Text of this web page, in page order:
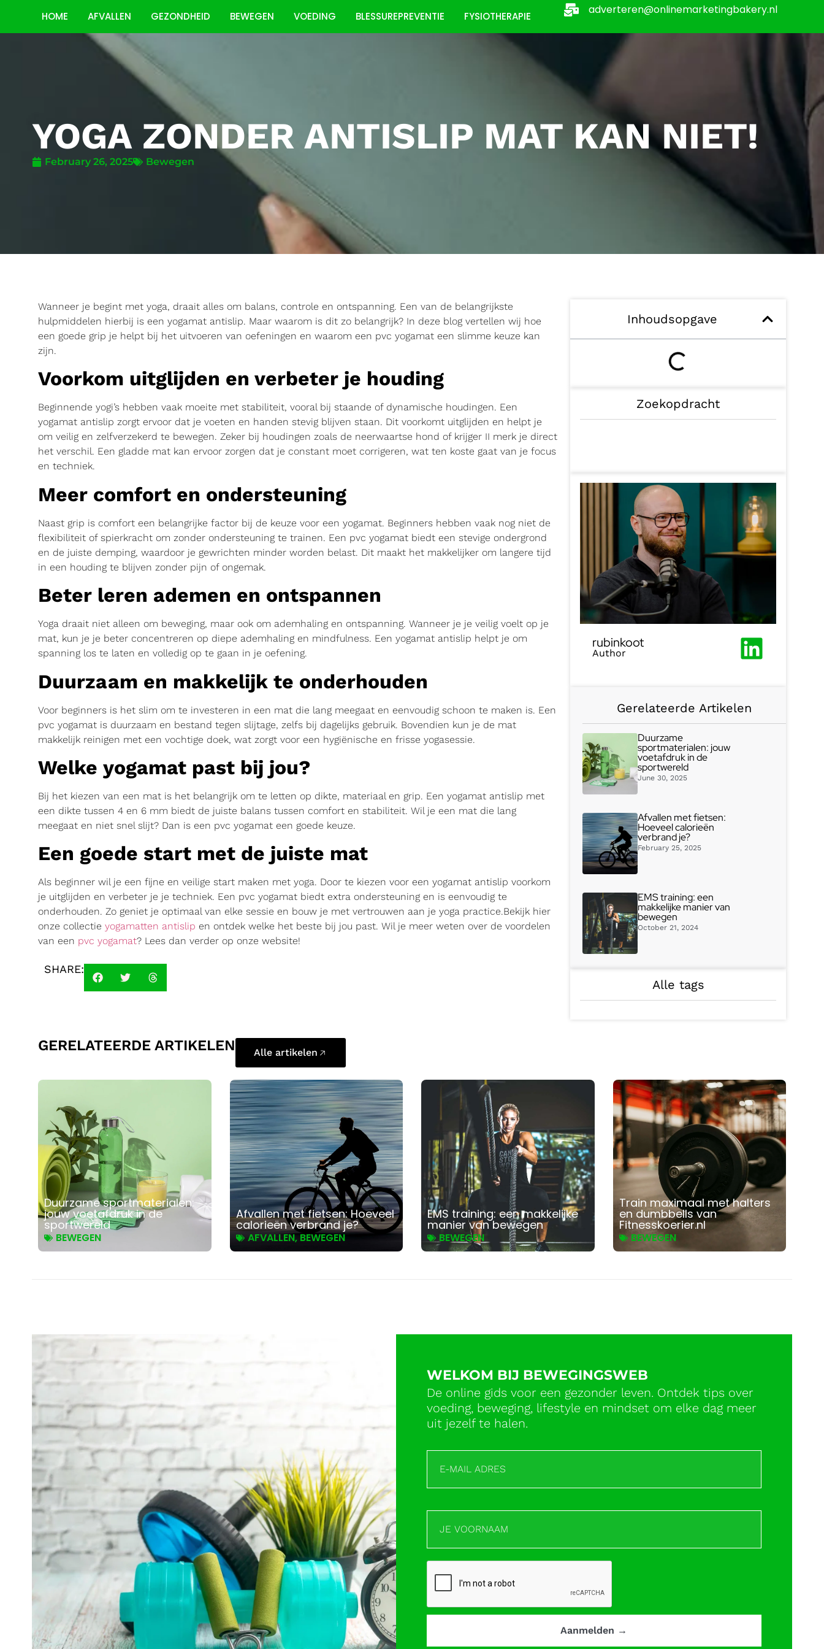
HOME AFVALLEN GEZONDHEID BEWEGEN VOEDING BLESSUREPREVENTIE FYSIOTHERAPIE adverteren@onlinemarketingbakery.nl
YOGA ZONDER ANTISLIP MAT KAN NIET!
February 26, 2025 Bewegen
Wanneer je begint met yoga, draait alles om balans, controle en ontspanning. Een van de belangrijkste
hulpmiddelen hierbij is een yogamat antislip. Maar waarom is dit zo belangrijk? In deze blog vertellen wij hoe
een goede grip je helpt bij het uitvoeren van oefeningen en waarom een pvc yogamat een slimme keuze kan
zijn.
Voorkom uitglijden en verbeter je houding
Beginnende yogi’s hebben vaak moeite met stabiliteit, vooral bij staande of dynamische houdingen. Een
yogamat antislip zorgt ervoor dat je voeten en handen stevig blijven staan. Dit voorkomt uitglijden en helpt je
om veilig en zelfverzekerd te bewegen. Zeker bij houdingen zoals de neerwaartse hond of krijger II merk je direct
het verschil. Een gladde mat kan ervoor zorgen dat je constant moet corrigeren, wat ten koste gaat van je focus
en techniek.
Meer comfort en ondersteuning
Naast grip is comfort een belangrijke factor bij de keuze voor een yogamat. Beginners hebben vaak nog niet de
flexibiliteit of spierkracht om zonder ondersteuning te trainen. Een pvc yogamat biedt een stevige ondergrond
en de juiste demping, waardoor je gewrichten minder worden belast. Dit maakt het makkelijker om langere tijd
in een houding te blijven zonder pijn of ongemak.
Beter leren ademen en ontspannen
Yoga draait niet alleen om beweging, maar ook om ademhaling en ontspanning. Wanneer je je veilig voelt op je
mat, kun je je beter concentreren op diepe ademhaling en mindfulness. Een yogamat antislip helpt je om
spanning los te laten en volledig op te gaan in je oefening.
Duurzaam en makkelijk te onderhouden
Voor beginners is het slim om te investeren in een mat die lang meegaat en eenvoudig schoon te maken is. Een
pvc yogamat is duurzaam en bestand tegen slijtage, zelfs bij dagelijks gebruik. Bovendien kun je de mat
makkelijk reinigen met een vochtige doek, wat zorgt voor een hygiënische en frisse yogasessie.
Welke yogamat past bij jou?
Bij het kiezen van een mat is het belangrijk om te letten op dikte, materiaal en grip. Een yogamat antislip met
een dikte tussen 4 en 6 mm biedt de juiste balans tussen comfort en stabiliteit. Wil je een mat die lang
meegaat en niet snel slijt? Dan is een pvc yogamat een goede keuze.
Een goede start met de juiste mat
Als beginner wil je een fijne en veilige start maken met yoga. Door te kiezen voor een yogamat antislip voorkom
je uitglijden en verbeter je je techniek. Een pvc yogamat biedt extra ondersteuning en is eenvoudig te
onderhouden. Zo geniet je optimaal van elke sessie en bouw je met vertrouwen aan je yoga practice.Bekijk hier
onze collectie yogamatten antislip en ontdek welke het beste bij jou past. Wil je meer weten over de voordelen
van een pvc yogamat? Lees dan verder op onze website!
SHARE:
Inhoudsopgave
Zoekopdracht
rubinkoot
Author
Gerelateerde Artikelen
Duurzame
sportmaterialen: jouw
voetafdruk in de
sportwereld
June 30, 2025
Afvallen met fietsen:
Hoeveel calorieën
verbrand je?
February 25, 2025
EMS training: een
makkelijke manier van
bewegen
October 21, 2024
Alle tags
GERELATEERDE ARTIKELEN Alle artikelen
Duurzame sportmaterialen:
jouw voetafdruk in de
sportwereld
BEWEGEN
Afvallen met fietsen: Hoeveel
calorieën verbrand je?
AFVALLEN,BEWEGEN
EMS training: een makkelijke
manier van bewegen
BEWEGEN
Train maximaal met halters
en dumbbells van
Fitnesskoerier.nl
BEWEGEN
WELKOM BIJ BEWEGINGSWEB
De online gids voor een gezonder leven. Ontdek tips over
voeding, beweging, lifestyle en mindset om elke dag meer
uit jezelf te halen.